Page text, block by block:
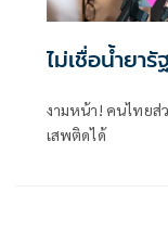
งามหน้า! คนไทย
เสพติดได้